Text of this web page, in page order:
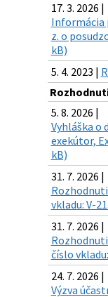
17. 3. 2026 |
Informácia
z. o
kB)
5. 4. 2023 |
5. 8. 2026 |
Vyhláška o
exekútor,
kB)
31. 7. 2026 |
vkladu: V-
31. 7. 2026 |
číslo
24. 7. 2026 |
Výzva